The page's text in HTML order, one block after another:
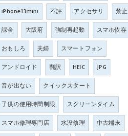
iPhone13mini
不評 アクセサリ
禁止
課金
大阪府 強制再起動
スマホ依存
おもしろ
夫婦
スマートフォン
アンドロイド
翻訳 HEIC
JPG
音が出ない
クイックスタート
子供の使用時間制限
スクリーンタイム
スマホ修理専門店
水没修理
中古端末